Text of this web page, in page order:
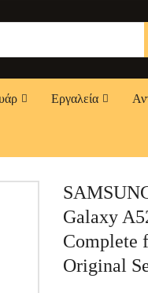
Εργαλεία
Galaxy
Complete
Original